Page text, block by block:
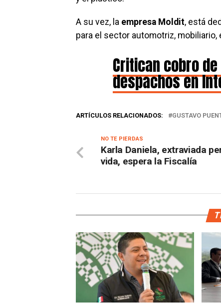
A su vez, la empresa Moldit, está
para el sector automotriz,
Critican cobro
despachos en
ARTÍCULOS RELACIONADOS: GUSTAVO
NO TE PIERDAS
Karla Daniela, extraviada
vida, espera la Fiscalía